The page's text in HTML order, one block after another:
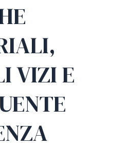
VIZI E